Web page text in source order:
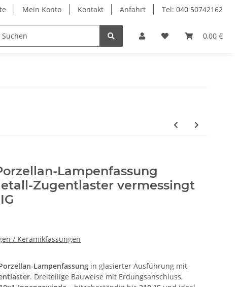
Mein Konto Kontakt Anfahrt Tel: 040 50742162
0,00 €
Lampenfassung
Zugentlaster vermessingt
/ Keramikfassungen
Lampenfassung in glasierter Ausführung mit
. Dreiteilige Bauweise mit Erdungsanschluss,